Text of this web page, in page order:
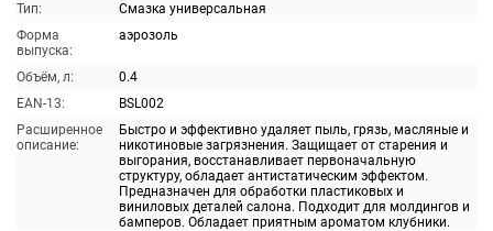
Тип:
Смазка универсальная
Форма
выпуска:
аэрозоль
Объём, л:
0.4
EAN-13:
BSL002
Расширенное
описание:
Быстро и эффективно удаляет пыль, грязь, масляные и
никотиновые загрязнения. Защищает от старения и
выгорания, восстанавливает первоначальную
структуру, обладает антистатическим эффектом.
Предназначен для обработки пластиковых и
виниловых деталей салона. Подходит для молдингов и
бамперов. Обладает приятным ароматом клубники.